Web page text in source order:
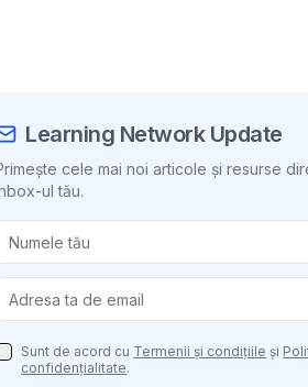
Learning Network Update
cele mai noi articole și resurse
ul tău.
Sunt de acord cu Termenii și condițiile și
confidențialitate.